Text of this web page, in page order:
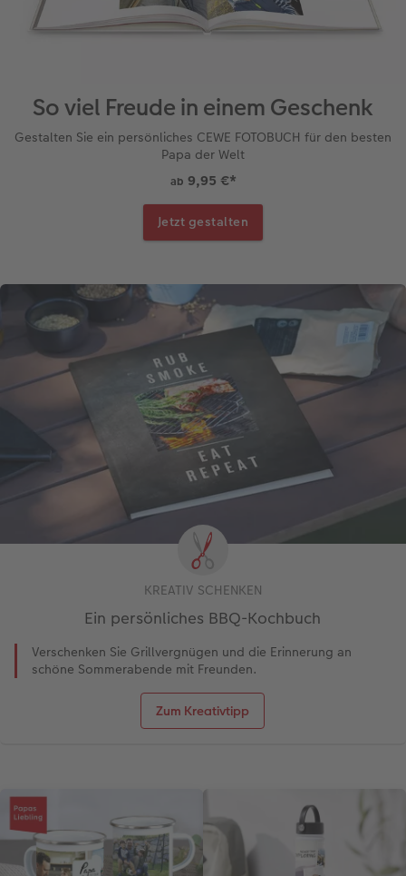
So viel Freude in einem Geschenk
Gestalten Sie ein persönliches CEWE FOTOBUCH für den besten
Papa der Welt
ab 9,95 €*
Jetzt gestalten
KREATIV SCHENKEN
Ein persönliches BBQ-Kochbuch
Verschenken Sie Grillvergnügen und die Erinnerung an
schöne Sommerabende mit Freunden.
Zum Kreativtipp